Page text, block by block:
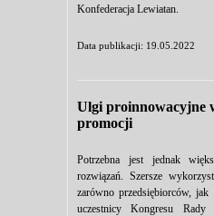
Konfederacja Lewiatan.
Data publikacji: 19.05.2022
Ulgi proinnowacyjne
promocji
Potrzebna jest jednak
rozwiązań. Szersze
zarówno przedsiębiorców,
uczestnicy Kongresu Rady